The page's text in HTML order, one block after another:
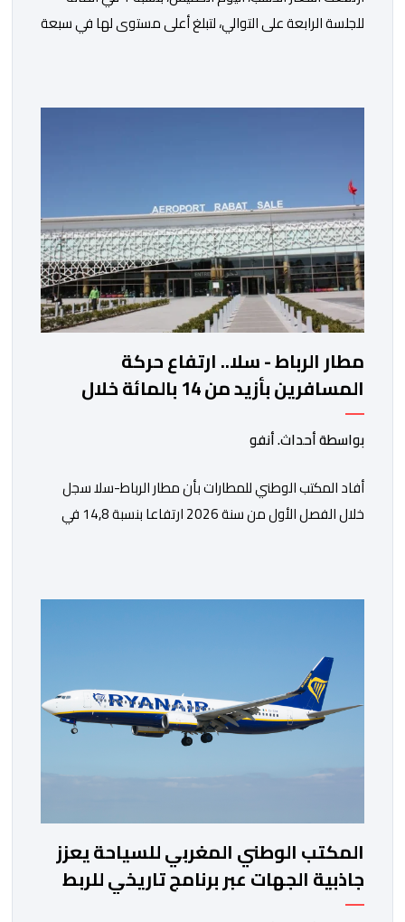
للجلسة الرابعة على التوالي، لتبلغ أعلى مستوى لها في سبعة
بنسبة 1 في المائة إلى 4285,69 دولارا للأوقية، مسجلا أعلى
مطار الرباط - سلا.. ارتفاع حركة
المسافرين بأزيد من 14 بالمائة خلال
الفصل الأول من 2026
بواسطة أحداث. أنفو
أفاد المكتب الوطني للمطارات بأن مطار الرباط-سلا سجل
خلال الفصل الأول من سنة 2026 ارتفاعا بنسبة 14,8 في
مسافرا خلال الستة أشهر الأولى من السنة الجارية، مقابل
المكتب الوطني المغربي للسياحة يعزز
جاذبية الجهات عبر برنامج تاريخي للربط
الجوي مع شركة "رايان إير"